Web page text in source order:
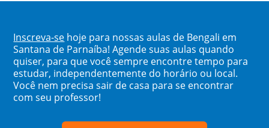
Inscreva-se hoje para nossas aulas de Bengali em
Santana de Parnaíba! Agende suas aulas quando
quiser, para que você sempre encontre tempo para
estudar, independentemente do horário ou local.
Você nem precisa sair de casa para se encontrar
com seu professor!